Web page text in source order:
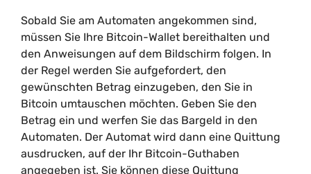
Sobald Sie am Automaten angekommen sind,
müssen Sie Ihre Bitcoin-Wallet bereithalten und
den Anweisungen auf dem Bildschirm folgen. In
der Regel werden Sie aufgefordert, den
gewünschten Betrag einzugeben, den Sie in
Bitcoin umtauschen möchten. Geben Sie den
Betrag ein und werfen Sie das Bargeld in den
Automaten. Der Automat wird dann eine Quittung
ausdrucken, auf der Ihr Bitcoin-Guthaben
angegeben ist. Sie können diese Quittung